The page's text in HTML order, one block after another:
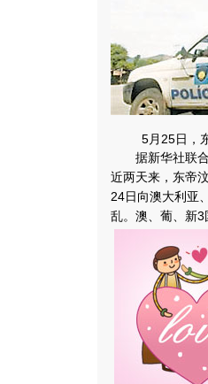
5月25日，
据新华社联合
近两天来，东帝
24日向澳大利亚
乱。澳、葡、新